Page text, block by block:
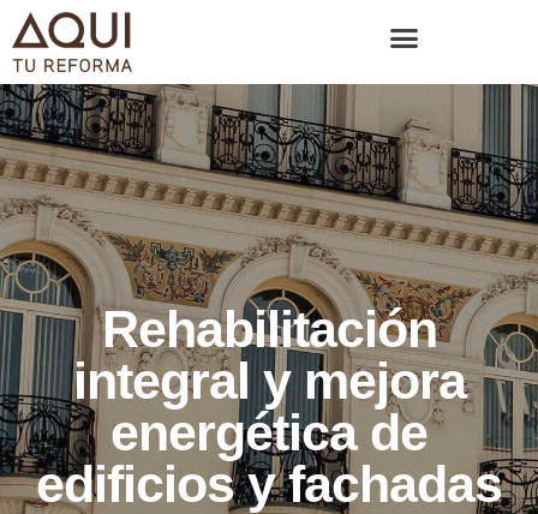
Rehabilitación
integral y mejora
energética de
edificios y fachadas